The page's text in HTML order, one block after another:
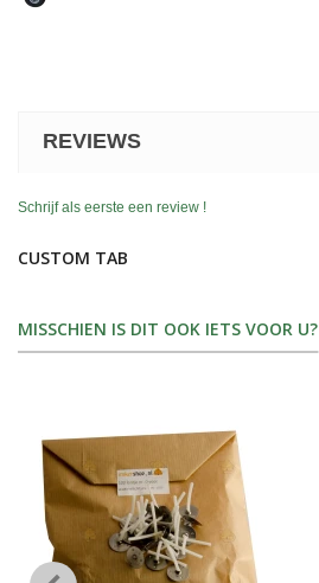
REVIEWS
Schrijf als eerste een review !
CUSTOM TAB
MISSCHIEN IS DIT OOK IETS VOOR U?